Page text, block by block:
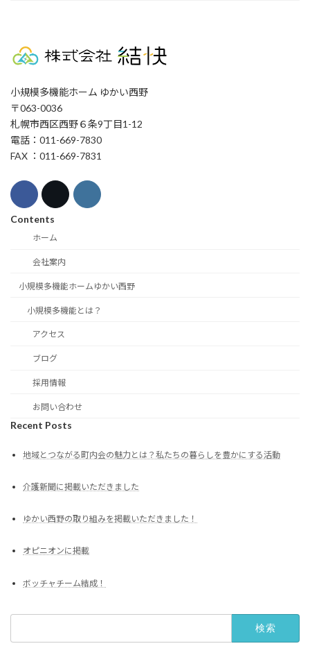
小規模多機能ホーム ゆかい西野
〒063-0036
札幌市西区西野６条9丁目1-12
電話：011-669-7830
FAX ：011-669-7831
Contents
ホーム
会社案内
小規模多機能ホームゆかい西野
小規模多機能とは？
アクセス
ブログ
採用情報
お問い合わせ
Recent Posts
地域とつながる町内会の魅力とは？私たちの暮らしを豊かにする活動
介護新聞に掲載いただきました
ゆかい西野の取り組みを掲載いただきました！
オピニオンに掲載
ボッチャチーム結成！